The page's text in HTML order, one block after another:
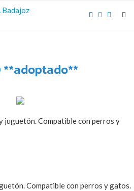
**adoptado**
juguetón. Compatible con perros y
Compatible con perros y gatos.